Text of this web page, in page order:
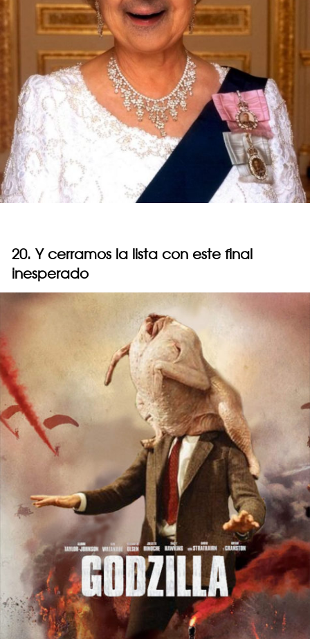
20. Y cerramos la lista con este final
inesperado